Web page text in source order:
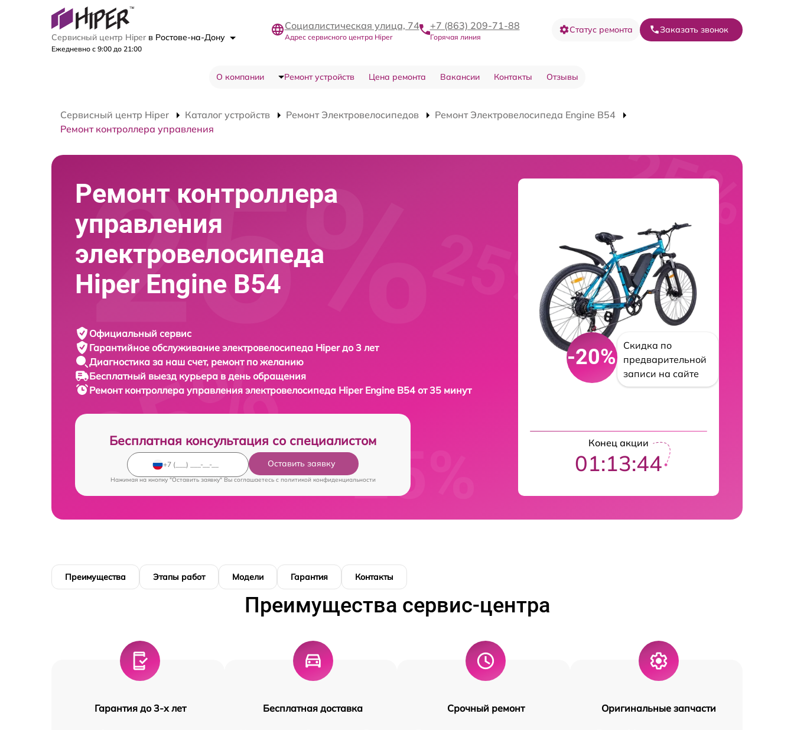
Сервисный центр Hiper в Ростове-на-Дону
Ежедневно с 9:00 до 21:00
Социалистическая улица, 74
Адрес сервисного центра Hiper
+7 (863) 209-71-88
Горячая линия
Статус ремонта Заказать звонок
О компании Ремонт устройств Цена ремонта Вакансии Контакты Отзывы
Сервисный центр Hiper Каталог устройств Ремонт Электровелосипедов
Ремонт Электровелосипеда Engine B54
Ремонт контроллера управления
Ремонт контроллера
управления
электровелосипеда
Hiper Engine B54
Официальный сервис
Гарантийное обслуживание электровелосипеда Hiper до 3 лет
Диагностика за наш счет, ремонт по желанию
Бесплатный выезд курьера в день обращения
Ремонт контроллера управления электровелосипеда Hiper Engine B54 от 35 минут
Бесплатная консультация со специалистом
Оставить заявку
Нажимая на кнопку "Оставить заявку" Вы соглашаетесь c политикой конфиденциальности
-20%
Скидка по
предварительной
записи на сайте
Конец акции
01:13:42
Преимущества Этапы работ Модели Гарантия Контакты
Преимущества сервис-центра
Гарантия до 3-х лет Бесплатная доставка Срочный ремонт Оригинальные запчасти